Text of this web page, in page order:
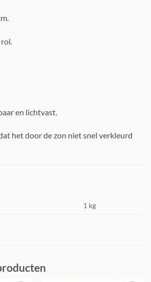
en lichtvast.
het door de zon niet snel verkleurd
1 kg